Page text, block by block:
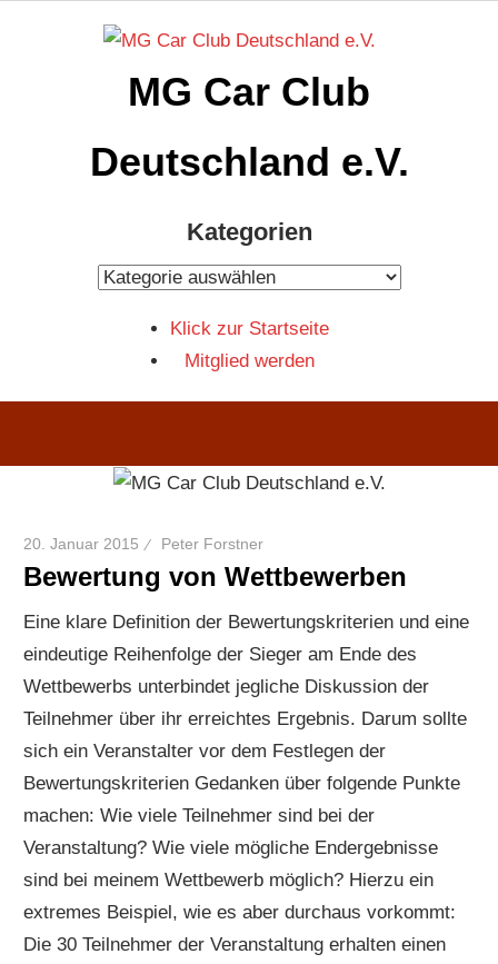
MG Car Club
Deutschland e.V.
Kategorien
Kategorien
Klick zur Startseite
Mitglied werden
20. Januar 2015 Peter Forstner
Bewertung von Wettbewerben
Eine klare Definition der Bewertungskriterien und eine
eindeutige Reihenfolge der Sieger am Ende des
Wettbewerbs unterbindet jegliche Diskussion der
Teilnehmer über ihr erreichtes Ergebnis. Darum sollte
sich ein Veranstalter vor dem Festlegen der
Bewertungskriterien Gedanken über folgende Punkte
machen: Wie viele Teilnehmer sind bei der
Veranstaltung? Wie viele mögliche Endergebnisse
sind bei meinem Wettbewerb möglich? Hierzu ein
extremes Beispiel, wie es aber durchaus vorkommt:
Die 30 Teilnehmer der Veranstaltung erhalten einen